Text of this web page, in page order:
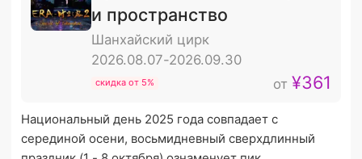
и пространство
Шанхайский цирк
2026.08.07-2026.09.30
скидка от 5% от ¥361
Национальный день 2025 года совпадает с
серединой осени, восьмидневный сверхдлинный